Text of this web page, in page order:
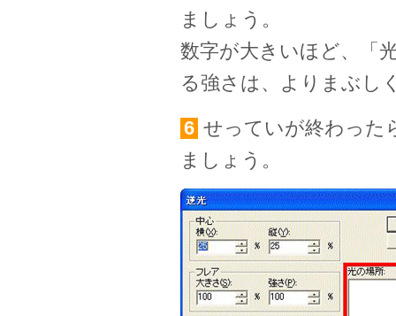
ましょう。
数字が大きいほど、「
る強さは、よりまぶし
6 せっていが終わった
ましょう。